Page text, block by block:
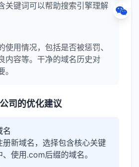
关键词可以帮助搜索引擎理解
使用情况，包括是否被惩罚、
内容等。干净的域名历史对
司的优化建议
名
册新域名，选择包含核心关键
使用.com后缀的域名。